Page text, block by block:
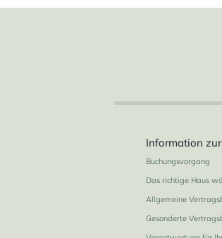
Information
Buchungsvorgang
Das richtige Haus
Allgemeine
Gesonderte